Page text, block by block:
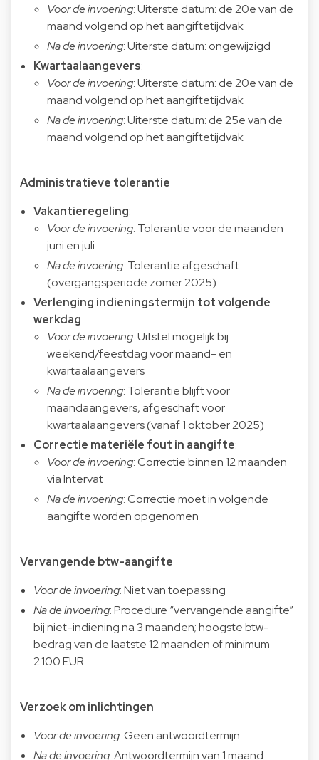
Voor de invoering: Uiterste datum: de 20e van de
maand volgend op het aangiftetijdvak
Na de invoering: Uiterste datum: ongewijzigd
Kwartaalaangevers:
Voor de invoering: Uiterste datum: de 20e van de
maand volgend op het aangiftetijdvak
Na de invoering: Uiterste datum: de 25e van de
maand volgend op het aangiftetijdvak
Administratieve tolerantie
Vakantieregeling:
Voor de invoering: Tolerantie voor de maanden
juni en juli
Na de invoering: Tolerantie afgeschaft
(overgangsperiode zomer 2025)
Verlenging indieningstermijn tot volgende
werkdag:
Voor de invoering: Uitstel mogelijk bij
weekend/feestdag voor maand- en
kwartaalaangevers
Na de invoering: Tolerantie blijft voor
maandaangevers, afgeschaft voor
kwartaalaangevers (vanaf 1 oktober 2025)
Correctie materiële fout in aangifte:
Voor de invoering: Correctie binnen 12 maanden
via Intervat
Na de invoering: Correctie moet in volgende
aangifte worden opgenomen
Vervangende btw-aangifte
Voor de invoering: Niet van toepassing
Na de invoering: Procedure “vervangende aangifte”
bij niet-indiening na 3 maanden; hoogste btw-
bedrag van de laatste 12 maanden of minimum
2.100 EUR
Verzoek om inlichtingen
Voor de invoering: Geen antwoordtermijn
Na de invoering: Antwoordtermijn van 1 maand